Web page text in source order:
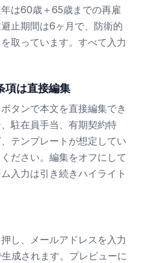
は60歳＋65歳までの再雇
止期間は6ヶ月で、防衛的
取っています。すべて入力
項は直接編集
ボタンで本文を直接編集でき
駐在員手当、有期契約特
テンプレートが想定してい
ださい。編集をオフにして
入力は引き続きハイライト
押し、メールアドレスを入力
成されます。プレビューに